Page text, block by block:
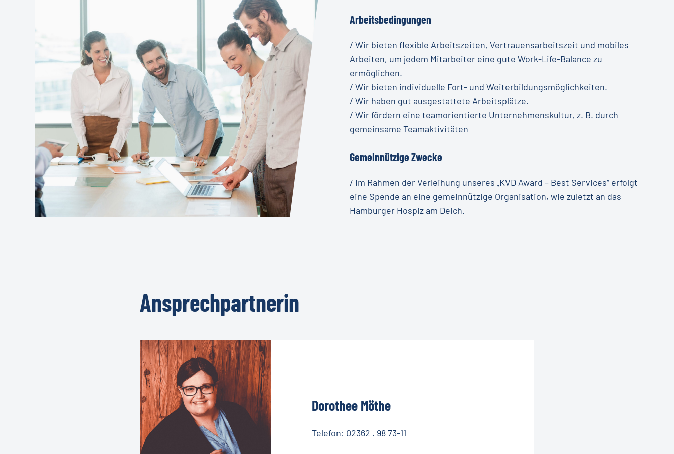
Arbeitsbedingungen
/ Wir bieten flexible Arbeitszeiten, Vertrauensarbeitszeit und mobiles
Arbeiten, um jedem Mitarbeiter eine gute Work-Life-Balance zu
ermöglichen.
/ Wir bieten individuelle Fort- und Weiterbildungsmöglichkeiten.
/ Wir haben gut ausgestattete Arbeitsplätze.
/ Wir fördern eine teamorientierte Unternehmenskultur, z. B. durch
gemeinsame Teamaktivitäten
GemeinnützigeZwecke
/ Im Rahmen der Verleihung unseres „KVD Award – Best Services“ erfolgt
eine Spende an eine gemeinnützige Organisation, wie zuletzt an das
Hamburger Hospiz am Deich.
Ansprechpartnerin
Dorothee Möthe
Telefon: 02362 . 98 73-11